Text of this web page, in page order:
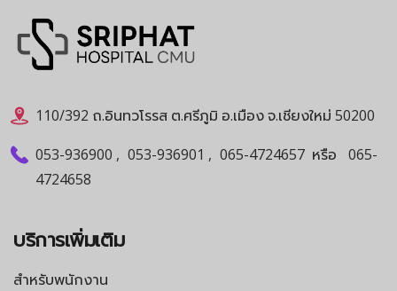
110/392 ถ.อินทวโรรส ต.ศรีภูมิ อ.เมือง จ.เชียงใหม่ 50200
053-936900 , 053-936901 , 065-4724657 หรือ
065-
4724658
บริการเพิ่มเติม
สำหรับพนักงาน